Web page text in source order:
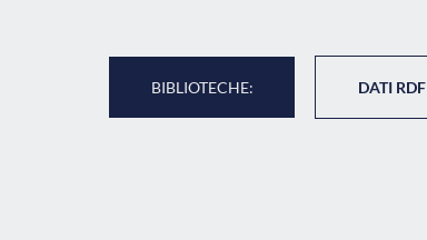
BIBLIOTECHE: DATI RDF